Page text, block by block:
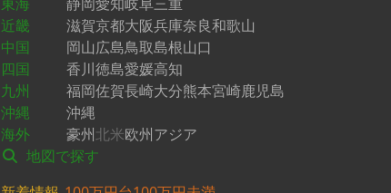
近畿
滋賀京都大阪兵庫奈良和歌山
中国
岡山広島鳥取島根山口
四国
香川徳島愛媛高知
九州
福岡佐賀長崎大分熊本宮崎鹿児島
沖縄
沖縄
海外
豪州北米欧州アジア
地図で探す